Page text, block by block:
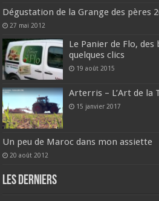
Dégustation de la Grange des pères
27 mai 2012
Le Panier de Flo,
quelques clics
19 août 2015
Arterris – L’Art de la
15 janvier 2017
Un peu de Maroc dans mon assiette
20 août 2012
Les derniers